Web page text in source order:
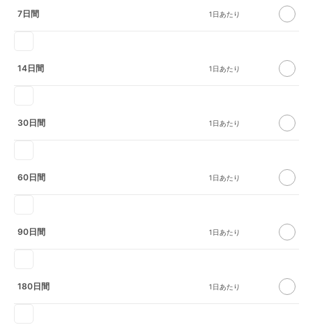
7日間
14日間
30日間
60日間
90日間
180日間